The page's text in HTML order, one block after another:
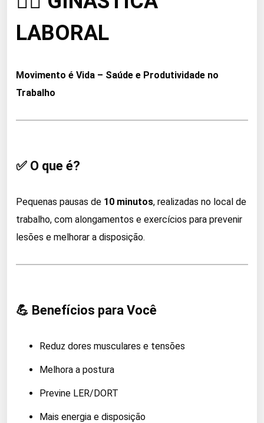
LABORAL
Movimento é Vida – Saúde e Produtividade no
Trabalho
✅ O que é?
Pequenas pausas de 10 minutos, realizadas no local de
trabalho, com alongamentos e exercícios para prevenir
lesões e melhorar a disposição.
💪 Benefícios para Você
Reduz dores musculares e tensões
Melhora a postura
Previne LER/DORT
Mais energia e disposição